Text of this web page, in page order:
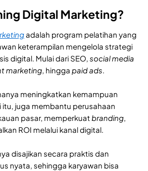
Digital Marketing?
adalah program pelatihan yang
keterampilan mengelola strategi
digital. Mulai dari SEO, social media
marketing, hingga paid ads.
meningkatkan kemampuan
itu, juga membantu perusahaan
pasar, memperkuat branding,
ROI melalui kanal digital.
disajikan secara praktis dan
nyata, sehingga karyawan bisa